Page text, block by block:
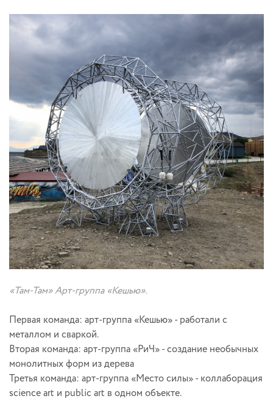
«Там-Там» Арт-группа «Кешью».
Первая команда: арт-группа «Кешью» - работали с
металлом и сваркой.
Вторая команда: арт-группа «РиЧ» - создание необычных
монолитных форм из дерева
Третья команда: арт-группа «Место силы» - коллаборация
science art и public art в одном объекте.